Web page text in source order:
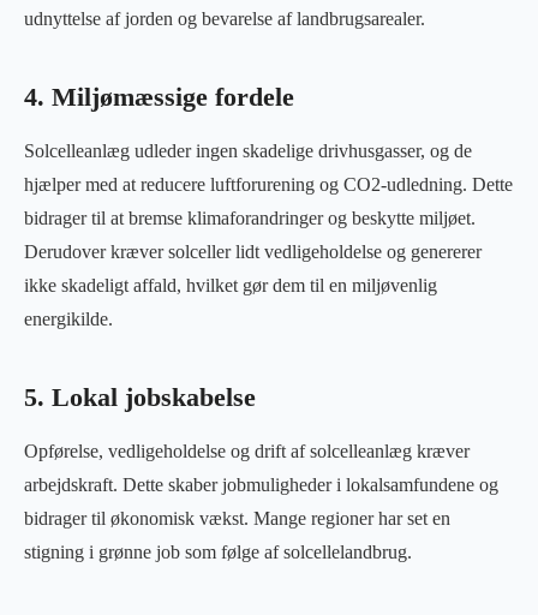
udnyttelse af jorden og bevarelse af landbrugsarealer.
4. Miljømæssige fordele
Solcelleanlæg udleder ingen skadelige drivhusgasser, og de
hjælper med at reducere luftforurening og CO2-udledning. Dette
bidrager til at bremse klimaforandringer og beskytte miljøet.
Derudover kræver solceller lidt vedligeholdelse og genererer
ikke skadeligt affald, hvilket gør dem til en miljøvenlig
energikilde.
5. Lokal jobskabelse
Opførelse, vedligeholdelse og drift af solcelleanlæg kræver
arbejdskraft. Dette skaber jobmuligheder i lokalsamfundene og
bidrager til økonomisk vækst. Mange regioner har set en
stigning i grønne job som følge af solcellelandbrug.